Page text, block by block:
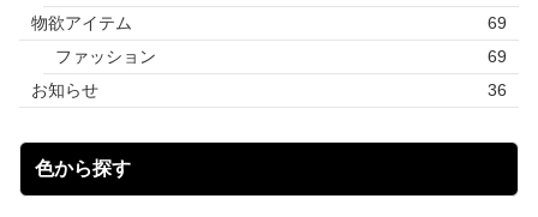
物欲アイテム
69
ファッション
69
お知らせ
36
色から探す